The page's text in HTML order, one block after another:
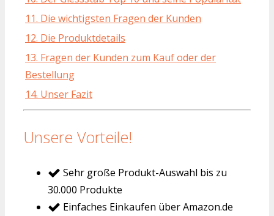
11. Die wichtigsten Fragen der Kunden
12. Die Produktdetails
13. Fragen der Kunden zum Kauf oder der
Bestellung
14. Unser Fazit
Unsere Vorteile!
Sehr große Produkt-Auswahl bis zu
30.000 Produkte
Einfaches Einkaufen über Amazon.de